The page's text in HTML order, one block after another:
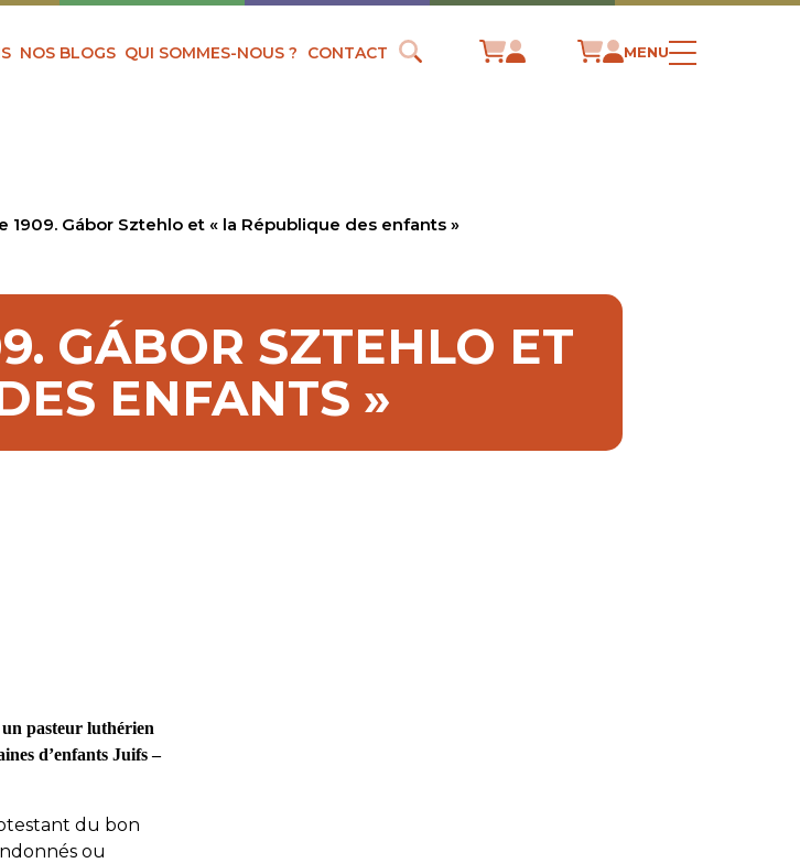
NOS BLOGS QUI SOMMES-NOUS ? CONTACT MENU
1909. Gábor Sztehlo et « la République des enfants »
GÁBOR SZTEHLO ET
ENFANTS »
un pasteur luthérien
d’enfants Juifs –
du bon
ou